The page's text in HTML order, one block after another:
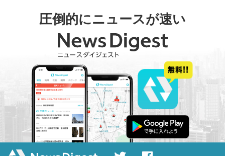
圧倒的にニュースが速い